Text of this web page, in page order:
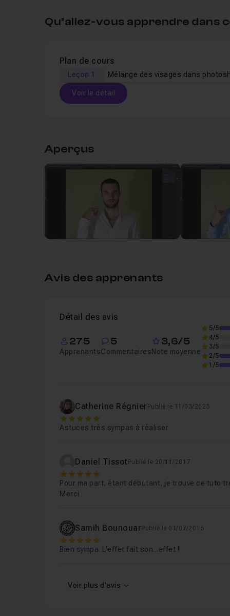
Qu’allez-vous apprendre dans
Plan de cours
Leçon 1 Mélange des visages dans
Voir le détail
Aperçus
Avis des apprenants
Détail des avis
275
Apprenants
5
Commentaires
3,6/5
Note moyenne
5/5
4/5
3/5
2/5
1/5
Catherine Régnier Publié le 11/03/2023
5
Astuces très sympas à réaliser
Daniel Tissot Publié le 20/11/2017
5
Pour ma part, étant débutant, je trouve ce tuto
Merci
Samih Bounouar Publié le 01/07/2016
5
Bien sympa. L'effet fait son...effet !
Voir plus d'avis